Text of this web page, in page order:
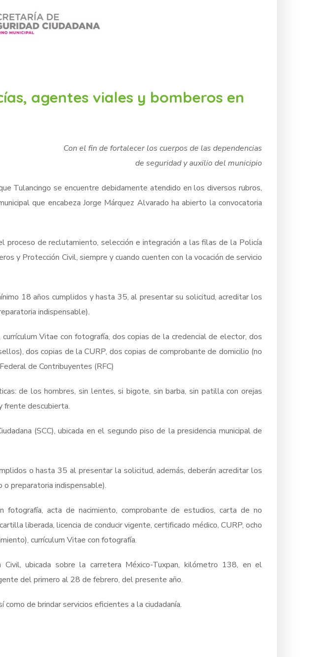
agentes viales y bomberos en
Con el fin de fortalecer los cuerpos de las dependencias
de seguridad y auxilio del municipio
Tulancingo se encuentre debidamente atendido en los diversos rubros,
que encabeza Jorge Márquez Alvarado ha abierto la convocatoria
de reclutamiento, selección e integración a las filas de la Policía
y Protección Civil, siempre y cuando cuenten con la vocación de servicio
18 años cumplidos y hasta 35, al presentar su solicitud, acreditar los
indispensable).
Vitae con fotografía, dos copias de la credencial de elector, dos
dos copias de la CURP, dos copias de comprobante de domicilio (no
de Contribuyentes (RFC)
de los hombres, sin lentes, si bigote, sin barba, sin patilla con orejas
frente descubierta.
(SCC), ubicada en el segundo piso de la presidencia municipal de
o hasta 35 al presentar la solicitud, además, deberán acreditar los
preparatoria indispensable).
fotografía, acta de nacimiento, comprobante de estudios, carta de no
liberada, licencia de conducir vigente, certificado médico, CURP, ocho
currículum Vitae con fotografía.
ubicada sobre la carretera México-Tuxpan, kilómetro 138, en el
del primero al 28 de febrero, del presente año.
de brindar servicios eficientes a la ciudadanía.